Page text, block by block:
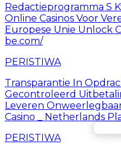
Redactieprogramma S
Online Casinos Voor
Europese Unie Unlock
be.com/
PERISTIWA
Transparantie In
Gecontroleerd
Leveren
Casino _ Netherlands
PERISTIWA